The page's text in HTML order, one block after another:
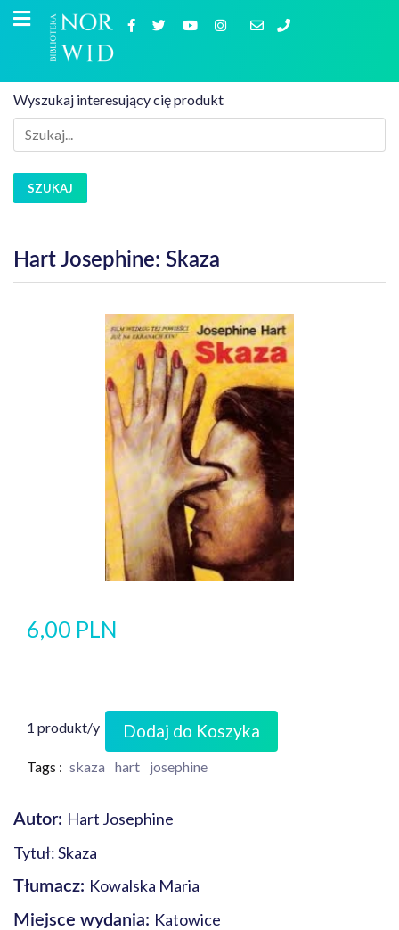
Wyszukaj interesujący cię produkt
SZUKAJ
Hart Josephine: Skaza
6,00 PLN
1 produkt/y Dodaj do Koszyka
Tags : skaza hart josephine
Autor: Hart Josephine
Tytuł: Skaza
Tłumacz: Kowalska Maria
Miejsce wydania: Katowice